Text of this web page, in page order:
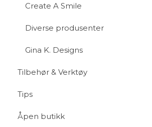
Create A Smile
Diverse produsenter
Gina K. Designs
Tilbehør & Verktøy
Tips
Åpen butikk